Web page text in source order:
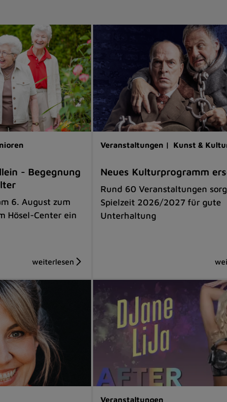
- Begegnung
6. August zum
Hösel-Center ein
Veranstaltungen | Kunst &
Neues Kulturprogramm
Rund 60 Veranstaltungen
Spielzeit 2026/2027 für gute
Unterhaltung
Veranstaltungen